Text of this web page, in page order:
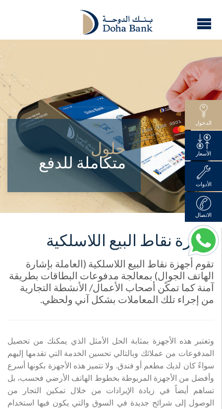
حلول
متكاملة للدفع
أجهزة نقاط البيع اللاسلكية
تقوم أجهزة نقاط البيع اللاسلكية (العاملة بإشارة
الهاتف الجوال) بمعالجة مدفوعات البطاقات بطريقة
آمنة كما تمكًن أصحاب الأعمال/ الأنشطة التجارية
من إجراء تلك المعاملات بشكل آني ولحظي.
وتعتبر هذه الأجهزة بمثابة الحل الأمثل الذي يمكنك من تحصيل
المدفوعات من عملائك وبالتالي تحسين الخدمة التي تقدمها إليهم
سواءً كان لديك مطعم أو فندق. ولا تتميز هذه الأجهزة بكونها أسرع
وأفضل من الأجهزة المربوطة بخطوط الهاتف الأرضي فحسب، بل
تساهم أيضاً في زيادة الإيرادات من خلال تمكين التجار من
الوصول إلى شرائح جديدة في السوق والتي يكون فيها استخدام
الدخول
الأسعار
الأدوات
الاتصال